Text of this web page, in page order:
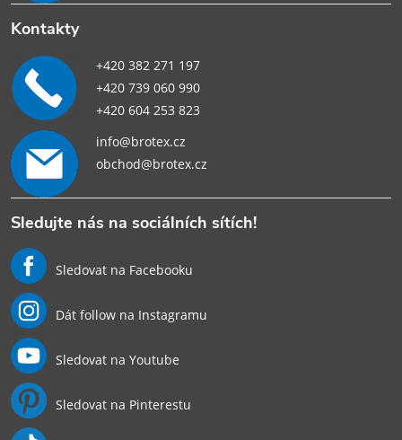
Kontakty
+420 382 271 197
+420 739 060 990
+420 604 253 823
info@brotex.cz
obchod@brotex.cz
Sledujte nás na sociálních sítích!
Sledovat na Facebooku
Dát follow na Instagramu
Sledovat na Youtube
Sledovat na Pinterestu